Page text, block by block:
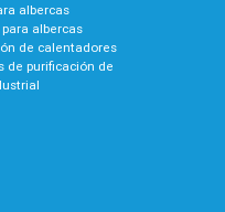
albercas
albercas
de calentadores
de purificación de